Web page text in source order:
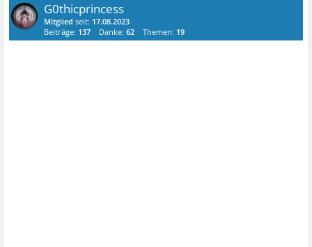
G0thicprincess
Mitglied seit: 17.08.2023
Beiträge: 137 Danke:62 Themen: 19